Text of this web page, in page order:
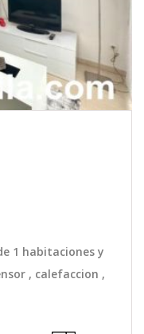
1 habitaciones y
, calefaccion ,